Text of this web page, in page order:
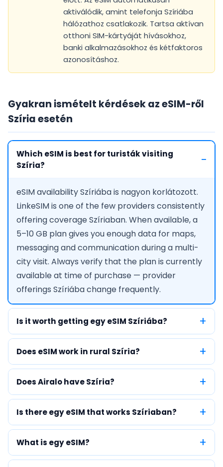
aktiválódik, amint telefonja Szíriába
hálózathoz csatlakozik. Tartsa aktívan
otthoni SIM-kártyáját hívásokhoz,
banki alkalmazásokhoz és kétfaktoros
azonosításhoz.
Gyakran ismételt kérdések az eSIM-ről
Szíria esetén
Which eSIM is best for turisták visiting
Szíria?
eSIM availability Szíriába is nagyon korlátozott.
LinkeSIM is one of the few providers consistently
offering coverage Szíriaban. When available, a
5–10 GB plan gives you enough data for maps,
messaging and communication during a multi-
city visit. Always verify that the plan is currently
available at time of purchase — provider
offerings Szíriába change frequently.
Is it worth getting egy eSIM Szíriába?
Does eSIM work in rural Szíria?
Does Airalo have Szíria?
Is there egy eSIM that works Szíriaban?
What is egy eSIM?